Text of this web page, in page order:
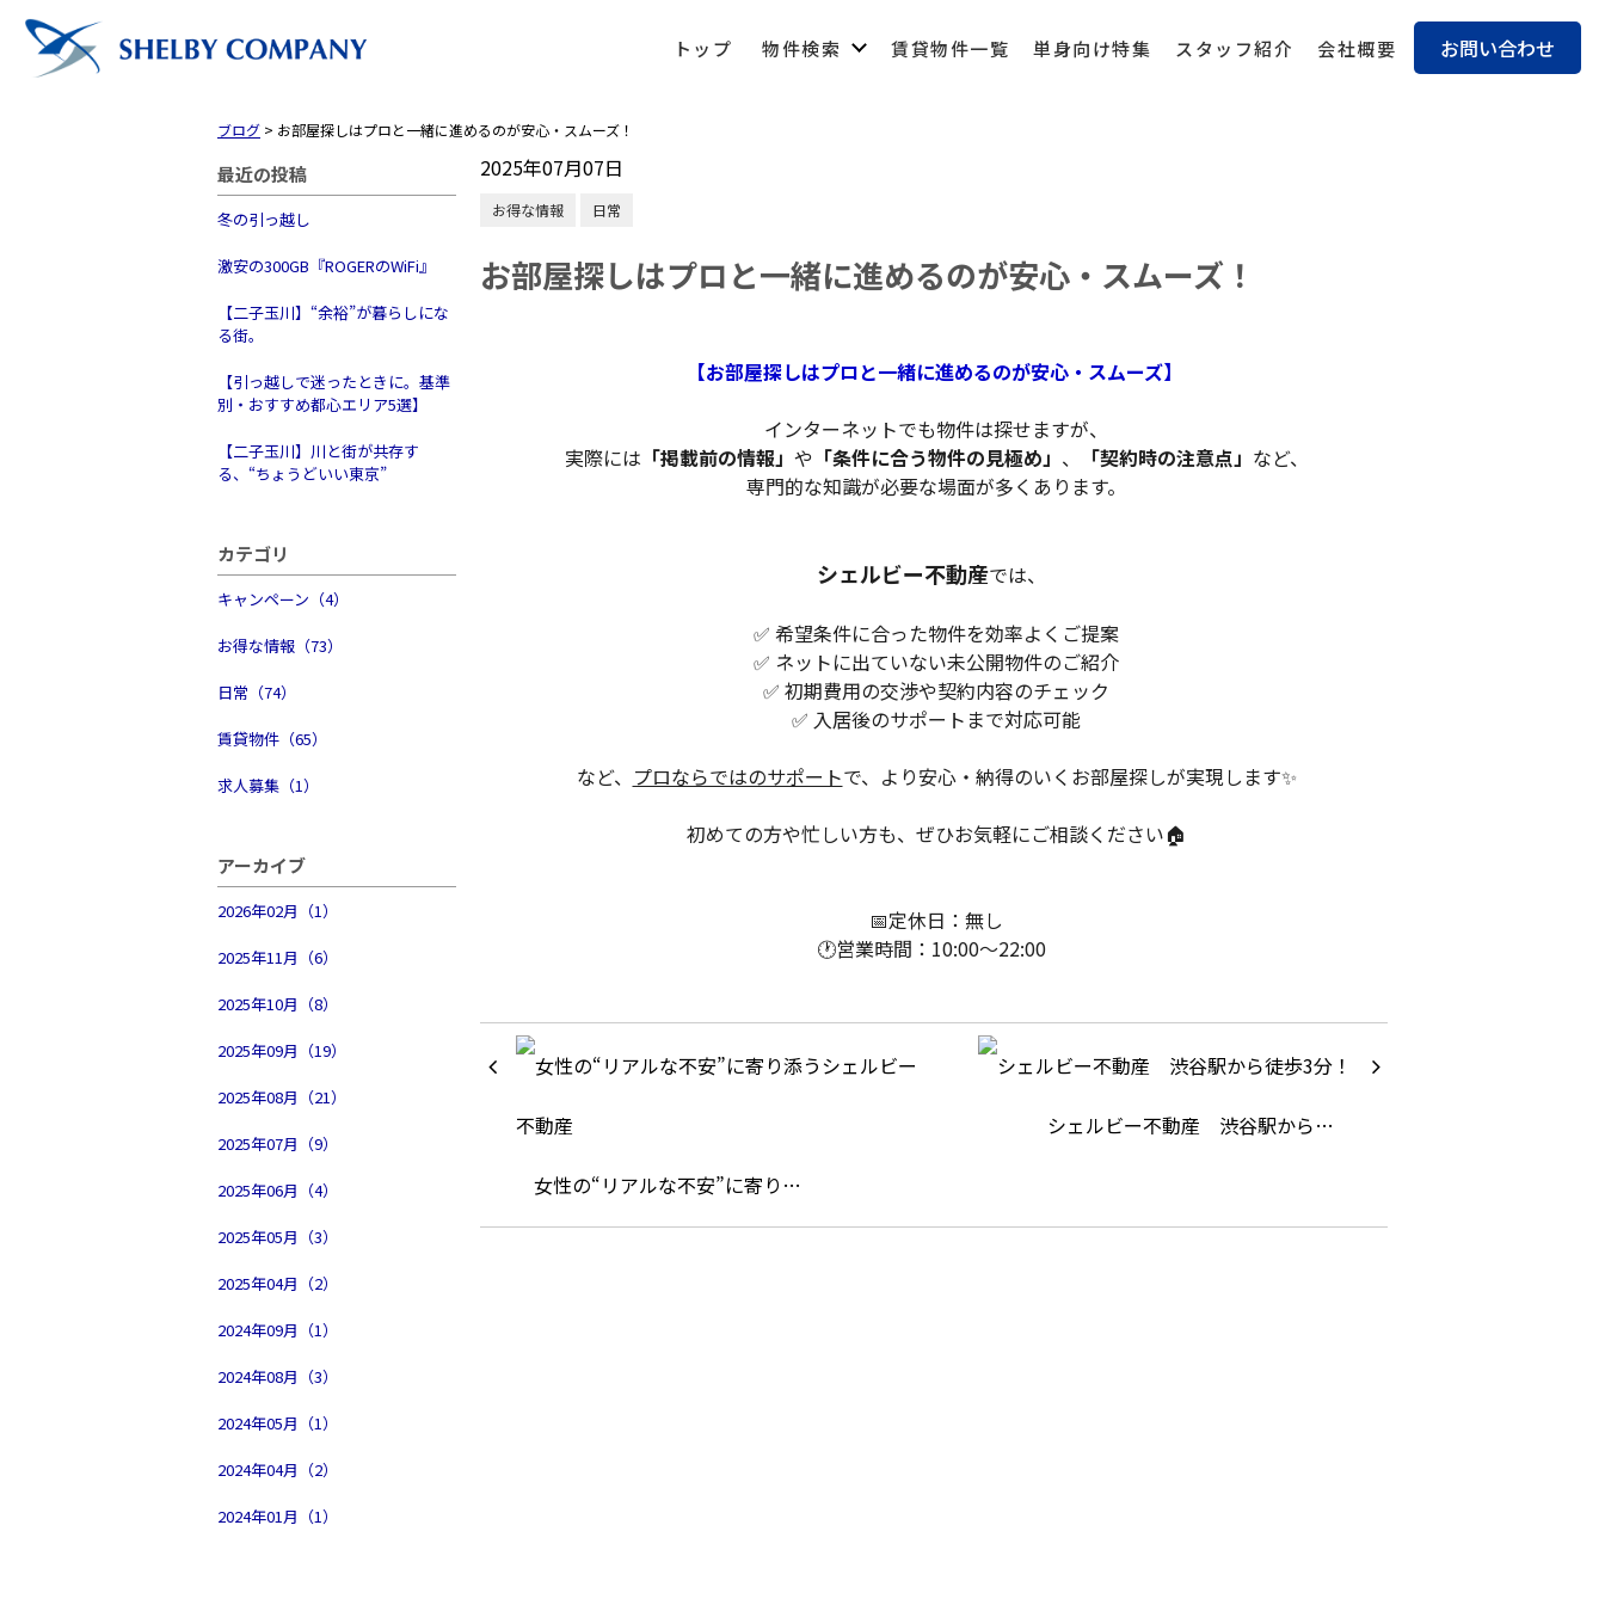
トップ 物件検索 賃貸物件一覧 単身向け特集 スタッフ紹介 会社概要 お問い合わせ
営業時間 10:00～22:00（なし定休）
トップ
ブログ > お部屋探しはプロと一緒に進めるのが安心・スムーズ！
最近の投稿
冬の引っ越し
激安の300GB『ROGERのWiFi』
【二子玉川】“余裕”が暮らしにな
る街。
【引っ越しで迷ったときに。基準
別・おすすめ都心エリア5選】
【二子玉川】川と街が共存す
る、“ちょうどいい東京”
カテゴリ
キャンペーン（4）
お得な情報（73）
日常（74）
賃貸物件（65）
求人募集（1）
アーカイブ
2026年02月（1）
2025年11月（6）
2025年10月（8）
2025年09月（19）
2025年08月（21）
2025年07月（9）
2025年06月（4）
2025年05月（3）
2025年04月（2）
2024年09月（1）
2024年08月（3）
2024年05月（1）
2024年04月（2）
2024年01月（1）
2025年07月07日
お得な情報 日常
お部屋探しはプロと一緒に進めるのが安心・スムーズ！
【お部屋探しはプロと一緒に進めるのが安心・スムーズ】
インターネットでも物件は探せますが、
実際には 「掲載前の情報」 や 「条件に合う物件の見極め」 、 「契約時の注意点」 など、
専門的な知識が必要な場面が多くあります。
シェルビー不動産では、
✅ 希望条件に合った物件を効率よくご提案
✅ ネットに出ていない未公開物件のご紹介
✅ 初期費用の交渉や契約内容のチェック
✅ 入居後のサポートまで対応可能
など、 プロならではのサポートで、より安心・納得のいくお部屋探しが実現します✨
初めての方や忙しい方も、ぜひお気軽にご相談ください🏠
📅定休日：無し
🕐営業時間：10:00〜22:00
女性の“リアルな不安”に寄り…
シェルビー不動産 渋谷駅から…